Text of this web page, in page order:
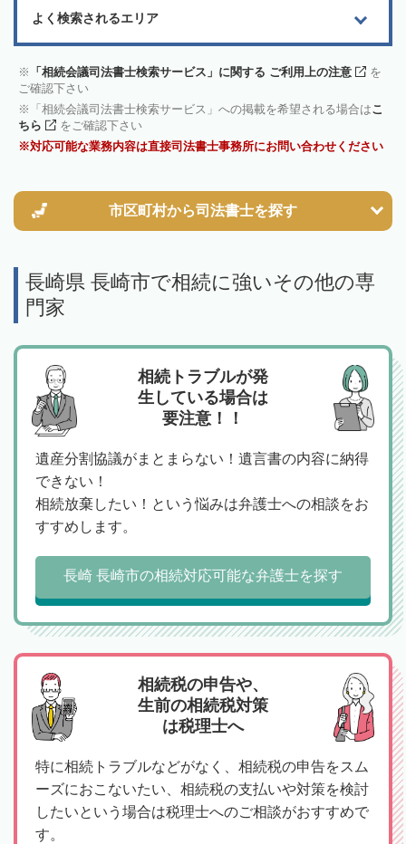
よく検索されるエリア
「相続会議司法書士検索サービス」に関する ご利用上の注意
を
ご確認下さい
「相続会議司法書士検索サービス」への掲載を希望される場合はこ
ちら
をご確認下さい
対応可能な業務内容は直接司法書士事務所にお問い合わせください
市区町村から司法書士を探す
長崎県 長崎市で相続に強いその他の専
門家
相続トラブルが発
生している場合は
要注意！！
遺産分割協議がまとまらない！遺言書の内容に納得
できない！
相続放棄したい！という悩みは弁護士への相談をお
すすめします。
長崎 長崎市の相続対応可能な弁護士を探す
相続税の申告や、
生前の相続税対策
は税理士へ
特に相続トラブルなどがなく、相続税の申告をスム
ーズにおこないたい、相続税の支払いや対策を検討
したいという場合は税理士へのご相談がおすすめで
す。